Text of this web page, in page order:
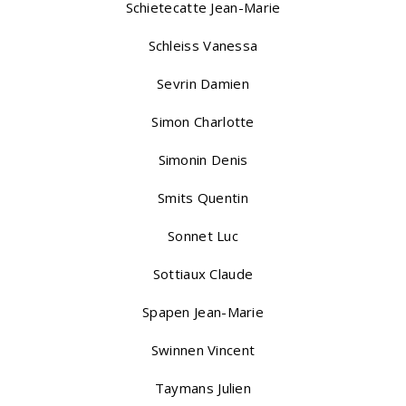
Schietecatte Jean-Marie
Schleiss Vanessa
Sevrin Damien
Simon Charlotte
Simonin Denis
Smits Quentin
Sonnet Luc
Sottiaux Claude
Spapen Jean-Marie
Swinnen Vincent
Taymans Julien